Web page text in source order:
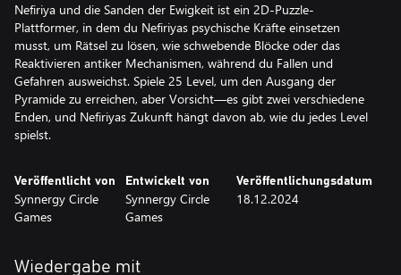
Nefiriya und die Sanden der Ewigkeit ist ein 2D-Puzzle-
Plattformer, in dem du Nefiriyas psychische Kräfte einsetzen
musst, um Rätsel zu lösen, wie schwebende Blöcke oder das
Reaktivieren antiker Mechanismen, während du Fallen und
Gefahren ausweichst. Spiele 25 Level, um den Ausgang der
Pyramide zu erreichen, aber Vorsicht—es gibt zwei verschiedene
Enden, und Nefiriyas Zukunft hängt davon ab, wie du jedes Level
spielst.
Veröffentlicht von
Synnergy Circle
Games
Entwickelt von
Synnergy Circle
Games
Veröffentlichungsdatum
18.12.2024
Wiedergabe mit